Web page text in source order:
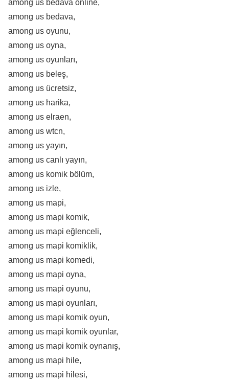
among us bedava online,
among us bedava,
among us oyunu,
among us oyna,
among us oyunları,
among us beleş,
among us ücretsiz,
among us harika,
among us elraen,
among us wtcn,
among us yayın,
among us canlı yayın,
among us komik bölüm,
among us izle,
among us mapi,
among us mapi komik,
among us mapi eğlenceli,
among us mapi komiklik,
among us mapi komedi,
among us mapi oyna,
among us mapi oyunu,
among us mapi oyunları,
among us mapi komik oyun,
among us mapi komik oyunlar,
among us mapi komik oynanış,
among us mapi hile,
among us mapi hilesi,